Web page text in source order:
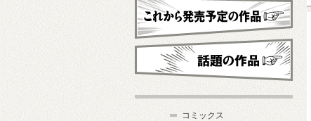
これから発売予定
コミックス